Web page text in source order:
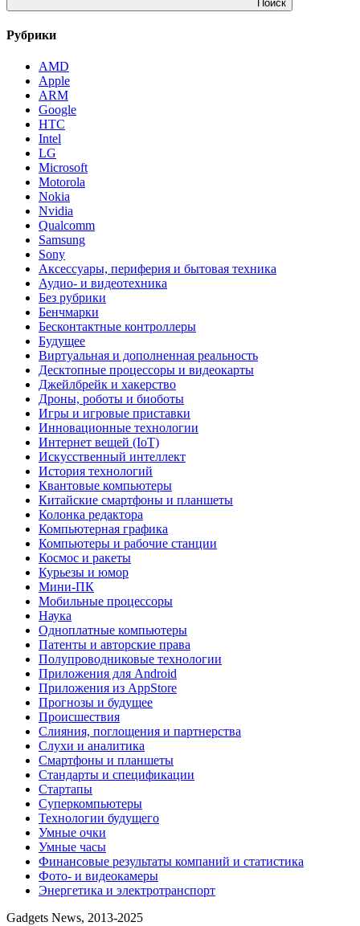
Поиск
Рубрики
AMD
Apple
ARM
Google
HTC
Intel
LG
Microsoft
Motorola
Nokia
Nvidia
Qualcomm
Samsung
Sony
Аксессуары, периферия и бытовая техника
Аудио- и видеотехника
Без рубрики
Бенчмарки
Бесконтактные контроллеры
Будущее
Виртуальная и дополненная реальность
Десктопные процессоры и видеокарты
Джейлбрейк и хакерство
Дроны, роботы и биоботы
Игры и игровые приставки
Инновационные технологии
Интернет вещей (IoT)
Искусственный интеллект
История технологий
Квантовые компьютеры
Китайские смартфоны и планшеты
Колонка редактора
Компьютерная графика
Компьютеры и рабочие станции
Космос и ракеты
Курьезы и юмор
Мини-ПК
Мобильные процессоры
Наука
Одноплатные компьютеры
Патенты и авторские права
Полупроводниковые технологии
Приложения для Android
Приложения из AppStore
Прогнозы и будущее
Происшествия
Слияния, поглощения и партнерства
Слухи и аналитика
Смартфоны и планшеты
Стандарты и спецификации
Стартапы
Суперкомпьютеры
Технологии будущего
Умные очки
Умные часы
Финансовые результаты компаний и статистика
Фото- и видеокамеры
Энергетика и электротранспорт
Gadgets News, 2013-2025